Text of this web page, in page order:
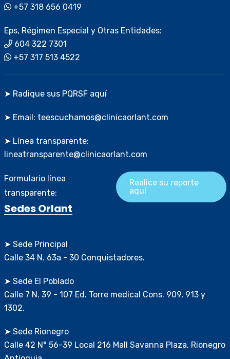
+57 318 656 0419
Eps, Régimen Especial y Otras Entidades:
604 322 7301
+57 317 513 4522
➤ Radique sus PQRSF aquí
➤ Email: teescuchamos@clinicaorlant.com
➤ Línea transparente:
lineatransparente@clinicaorlant.com
Formulario línea
transparente:
Realice su reporte
aquí
Sedes Orlant
➤ Sede Principal
Calle 34 N. 63a - 30 Conquistadores.
➤ Sede El Poblado
Calle 7 N. 39 - 107 Ed. Torre medical Cons. 909, 913 y
1302.
➤ Sede Rionegro
Calle 42 N° 56-39 Local 216 Mall Savanna Plaza, Rionegro